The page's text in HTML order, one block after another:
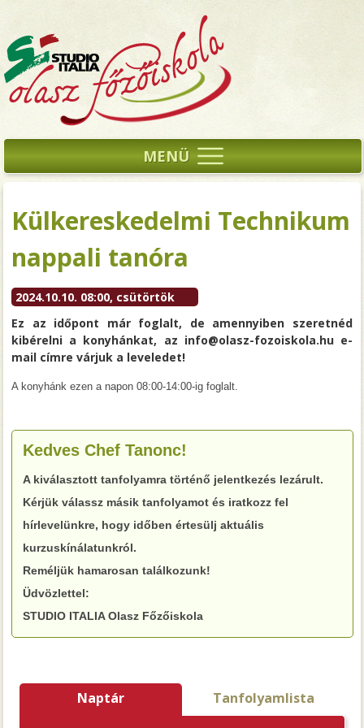
MENÜ
Külkereskedelmi Technikum
nappali tanóra
2024.10.10. 08:00, csütörtök
Ez az időpont már foglalt, de amennyiben szeretnéd
kibérelni a konyhánkat, az info@olasz-fozoiskola.hu e-
mail címre várjuk a leveledet!
A konyhánk ezen a napon 08:00-14:00-ig foglalt.
Kedves Chef Tanonc!
A kiválasztott tanfolyamra történő jelentkezés lezárult.
Kérjük válassz másik tanfolyamot és iratkozz fel
hírlevelünkre, hogy időben értesülj aktuális
kurzuskínálatunkról.
Reméljük hamarosan találkozunk!
Üdvözlettel:
STUDIO ITALIA Olasz Főzőiskola
Naptár Tanfolyamlista